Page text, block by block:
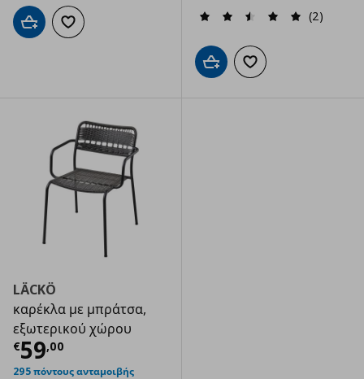
Προσθήκη στο καλάθι
Προσθήκη στα αγαπημένα
(2)
Προσθήκη στο καλάθι
Προσθήκη στα
LÄCKÖ
καρέκλα με μπράτσα,
εξωτερικού χώρου
€59,00
Τρέχουσα τιμή
295 πόντους ανταμοιβής